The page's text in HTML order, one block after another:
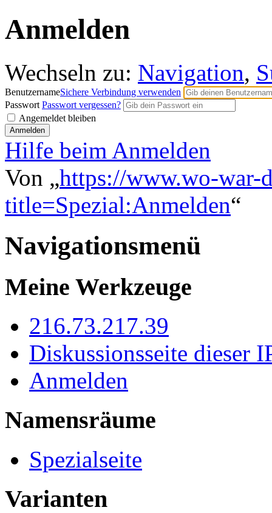
Anmelden
Wechseln zu: Navigation,
BenutzernameSichere Verbindung verwenden
Passwort Passwort vergessen?
Angemeldet bleiben
Hilfe beim Anmelden
Von „https://www.wo-war-
title=Spezial:Anmelden“
Navigationsmenü
Meine Werkzeuge
216.73.217.39
Diskussionsseite dieser
Anmelden
Namensräume
Spezialseite
Varianten